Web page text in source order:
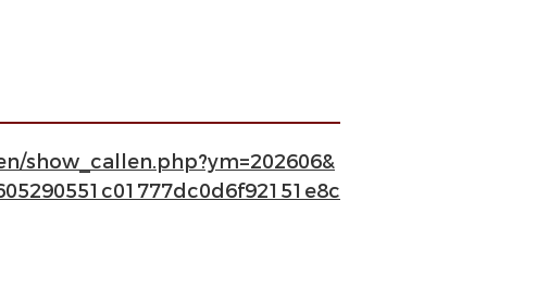
show_callen.php?ym=202606&